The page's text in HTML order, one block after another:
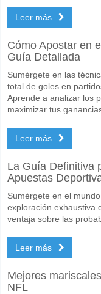
No para Ambos Equipos
Cuál es el
En el lado arriesgado,
Leer más
Cómo Apostar en
Guía Detallada
Sumérgete en las
total de goles en
Aprende a analizar los
maximizar tus
Leer más
La Guía Definitiva
Apuestas
Sumérgete en el
exploración exhaustiva
ventaja sobre las
Leer más
Mejores
NFL